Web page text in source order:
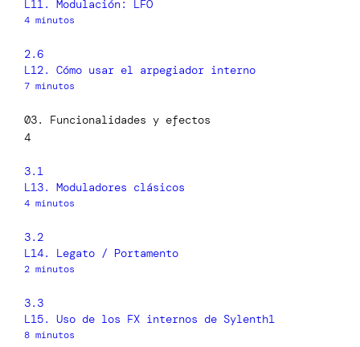
L11. Modulación: LFO
4 minutos
2.6
L12. Cómo usar el arpegiador interno
7 minutos
03. Funcionalidades y efectos
4
3.1
L13. Moduladores clásicos
4 minutos
3.2
L14. Legato / Portamento
2 minutos
3.3
L15. Uso de los FX internos de Sylenth1
8 minutos